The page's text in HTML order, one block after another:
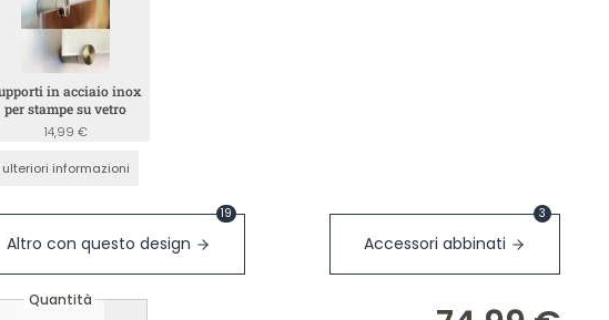
in acciaio inox
per stampe su vetro
14,99 €
ulteriori informazioni
Altro con questo design
19
Accessori abbinati
3
Quantità